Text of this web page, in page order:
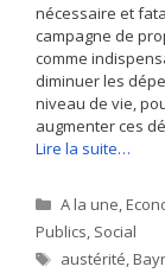
nécessaire et
campagne de
comme
diminuer les
niveau de vie,
augmenter ces
Lire la suite…
Catégories
A la une,
Publics, Social
Étiquettes
austérité,